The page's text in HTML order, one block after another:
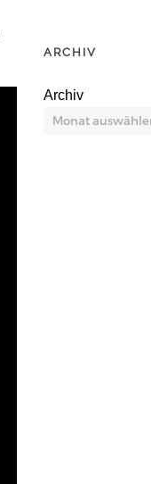
ARCHIV
Archiv